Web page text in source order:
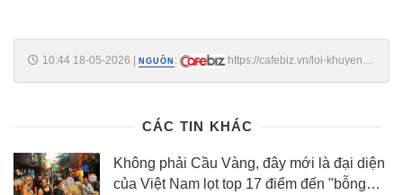
10:44 18-05-2026 NGUỒN :
https://cafebiz.vn/loi-khuyen-
CÁC TIN KHÁC
Không phải Cầu Vàng, đây mới là đại diện
của Việt Nam lọt top 17 điểm đến "bỗng